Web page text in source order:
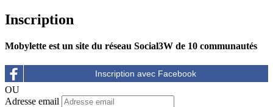
Inscription
Mobylette est un site du réseau Social3W de 10 communautés
OU
Adresse email